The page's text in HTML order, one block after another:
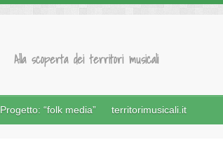
Alla scoperta dei territori musicali
Progetto: “folk media” territorimusicali.it